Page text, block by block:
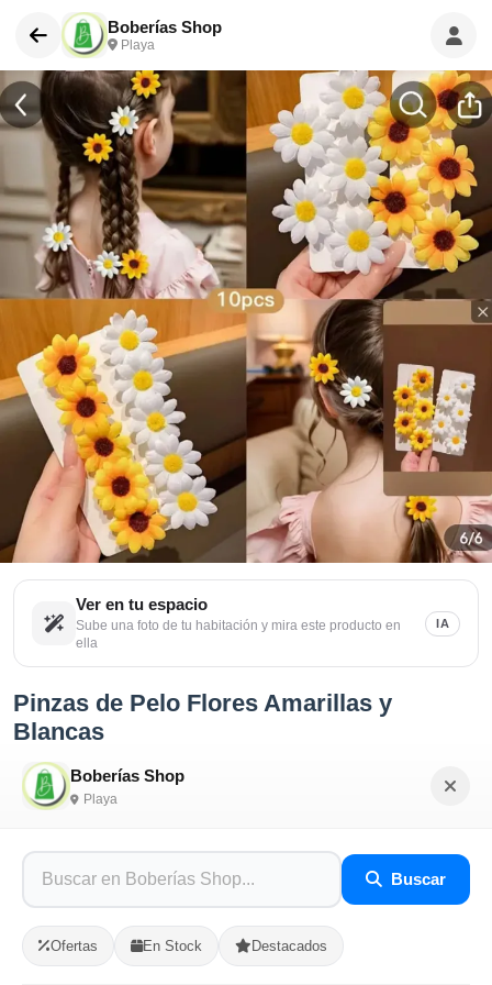
Boberías Shop
Playa
Boberías Shop
Playa
Buscar
Ofertas En Stock Destacados
Ver en tu espacio
Sube una foto de tu habitación y mira este producto en
ella
IA
Pinzas de Pelo Flores Amarillas y
Blancas
Sé el primero en opinar
SKU: BOBE-EA48F0A9
$150.00
En Stock